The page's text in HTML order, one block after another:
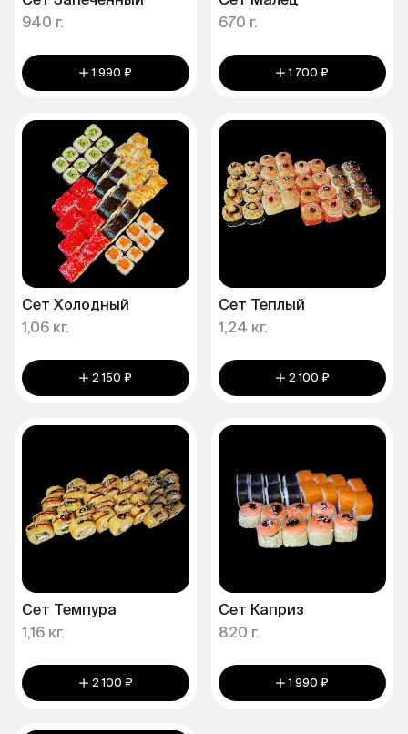
940 г.
1 990 ₽
670 г.
1 700 ₽
Сет Холодный
1,06 кг.
2 150 ₽
Сет Теплый
1,24 кг.
2 100 ₽
Сет Темпура
1,16 кг.
2 100 ₽
Сет Каприз
820 г.
1 990 ₽